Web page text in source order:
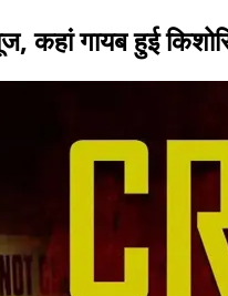
कहां गायब हुई